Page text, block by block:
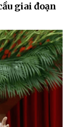
giai đoạn